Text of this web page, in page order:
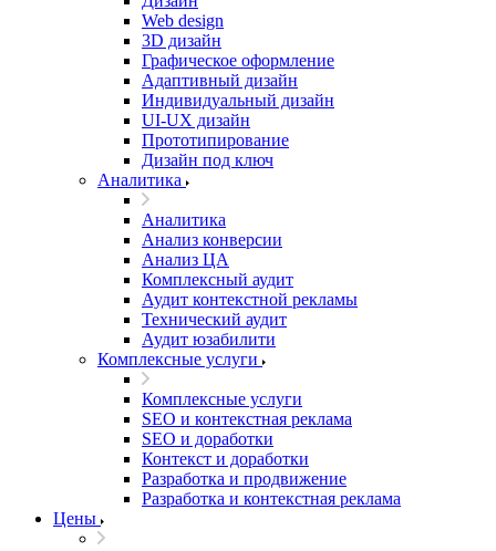
Web design
3D дизайн
Графическое оформление
Адаптивный дизайн
Индивидуальный дизайн
UI‑UX дизайн
Прототипирование
Дизайн под ключ
Аналитика
Аналитика
Анализ конверсии
Анализ ЦА
Комплексный аудит
Аудит контекстной рекламы
Технический аудит
Аудит юзабилити
Комплексные услуги
Комплексные услуги
SEO и контекстная реклама
SEO и доработки
Контекст и доработки
Разработка и продвижение
Разработка и контекстная реклама
Цены